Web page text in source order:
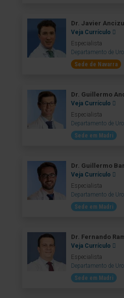
Dr. Javier
Veja Currículo
Especialista
Departamento de
Sede de Navarra
Dr. Guillermo
Veja Currículo
Especialista
Departamento de
Sede em Madri
Dr. Guillermo
Veja Currículo
Especialista
Departamento de
Sede em Madri
Dr. Fernando
Veja Currículo
Especialista
Departamento de
Sede em Madri